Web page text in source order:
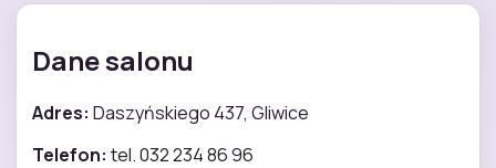
Dane salonu
Adres: Daszyńskiego 437, Gliwice
Telefon: tel. 032 234 86 96